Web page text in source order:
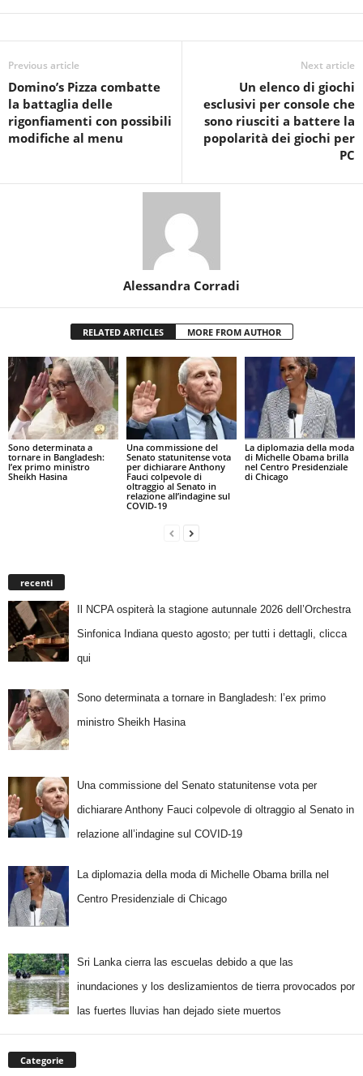
Previous article
Domino’s Pizza combatte
la battaglia delle
rigonfiamenti con possibili
modifiche al menu
Next article
Un elenco di giochi
esclusivi per console che
sono riusciti a battere la
popolarità dei giochi per
PC
Alessandra Corradi
RELATED ARTICLES MORE FROM AUTHOR
Sono determinata a
tornare in Bangladesh:
l’ex primo ministro
Sheikh Hasina
Una commissione del
Senato statunitense vota
per dichiarare Anthony
Fauci colpevole di
oltraggio al Senato in
relazione all’indagine sul
COVID-19
La diplomazia della moda
di Michelle Obama brilla
nel Centro Presidenziale
di Chicago
recenti
Il NCPA ospiterà la stagione autunnale 2026 dell’Orchestra
Sinfonica Indiana questo agosto; per tutti i dettagli, clicca
qui
Sono determinata a tornare in Bangladesh: l’ex primo
ministro Sheikh Hasina
Una commissione del Senato statunitense vota per
dichiarare Anthony Fauci colpevole di oltraggio al Senato in
relazione all’indagine sul COVID-19
La diplomazia della moda di Michelle Obama brilla nel
Centro Presidenziale di Chicago
Sri Lanka cierra las escuelas debido a que las
inundaciones y los deslizamientos de tierra provocados por
las fuertes lluvias han dejado siete muertos
Categorie